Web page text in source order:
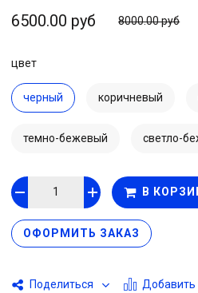
накидки плотно держатся за
кожаных автокреслах. Размер
автомобильных кресел.
резинках с шайбами-
металлическими крючками.
автомобиля, отлично
морозы. Не скатываются и не
длительный срок службы по
из искусственного меха.
6500.00 руб 8000.00 руб
цвет
черный коричневый
темно-бежевый светло-
В
ОФОРМИТЬ ЗАКАЗ
Поделиться Добавить